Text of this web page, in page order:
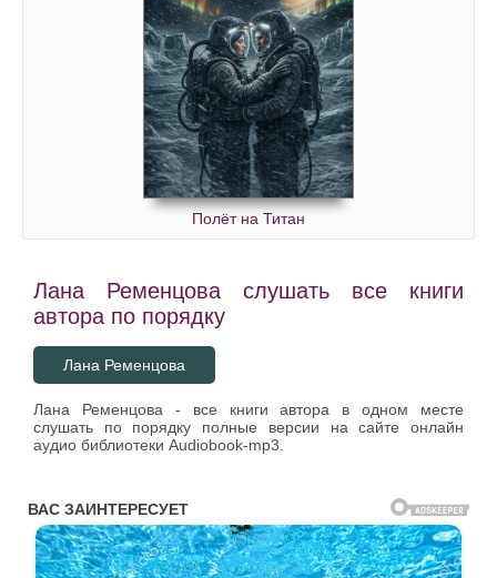
Полёт на Титан
Лана Ременцова слушать все книги
автора по порядку
Лана Ременцова
Лана Ременцова - все книги автора в одном месте
слушать по порядку полные версии на сайте онлайн
аудио библиотеки Audiobook-mp3.